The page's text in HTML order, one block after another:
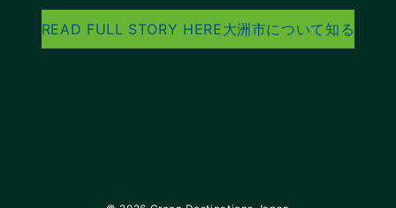
READ FULL STORY HERE大洲市について知る